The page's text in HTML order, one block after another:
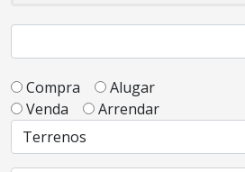
Compra
Alugar
Venda
Arrendar